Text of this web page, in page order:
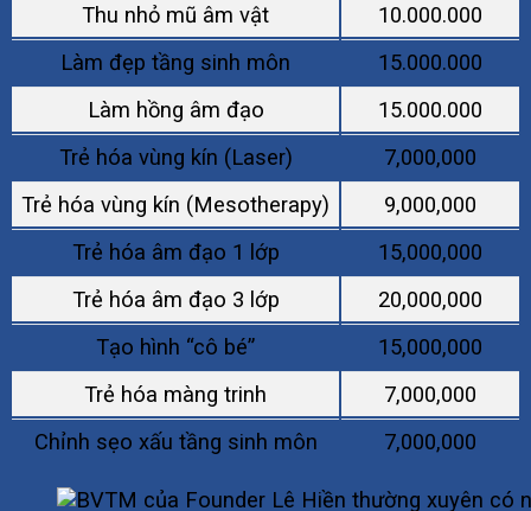
Thu nhỏ mũ âm vật
10.000.000
Làm đẹp tầng sinh môn
15.000.000
Làm hồng âm đạo
15.000.000
Trẻ hóa vùng kín (Laser)
7,000,000
Trẻ hóa vùng kín (Mesotherapy)
9,000,000
Trẻ hóa âm đạo 1 lớp
15,000,000
Trẻ hóa âm đạo 3 lớp
20,000,000
Tạo hình “cô bé”
15,000,000
Trẻ hóa màng trinh
7,000,000
Chỉnh sẹo xấu tầng sinh môn
7,000,000